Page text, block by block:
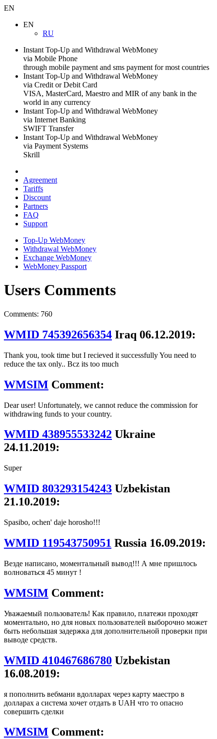
EN
EN
RU
Instant Top-Up and Withdrawal WebMoney
via Mobile Phone
through mobile payment and sms payment for most countries
Instant Top-Up and Withdrawal WebMoney
via Credit or Debit Card
VISA, MasterCard, Maestro and MIR of any bank in the
world in any currency
Instant Top-Up and Withdrawal WebMoney
via Internet Banking
SWIFT Transfer
Instant Top-Up and Withdrawal WebMoney
via Payment Systems
Skrill
Agreement
Tariffs
Discount
Partners
FAQ
Support
Top-Up WebMoney
Withdrawal WebMoney
Exchange WebMoney
WebMoney Passport
Users Comments
Comments: 760
WMID 745392656354 Iraq 06.12.2019:
Thank you, took time but I recieved it successfully You need to
reduce the tax only.. Bcz its too much
WMSIM Comment:
Dear user! Unfortunately, we cannot reduce the commission for
withdrawing funds to your country.
WMID 438955533242 Ukraine
24.11.2019:
Super
WMID 803293154243 Uzbekistan
21.10.2019:
Spasibo, ochen' daje horosho!!!
WMID 119543750951 Russia 16.09.2019:
Везде написано, моментальный вывод!!! А мне пришлось
волноваться 45 минут !
WMSIM Comment:
Уважаемый пользователь! Как правило, платежи проходят
моментально, но для новых пользователей выборочно может
быть небольшая задержка для дополнительной проверки при
выводе средств.
WMID 410467686780 Uzbekistan
16.08.2019:
я пополнить вебмани вдолларах через карту маестро в
долларах а система хочет отдать в UAH что то опасно
совершить сделки
WMSIM Comment: